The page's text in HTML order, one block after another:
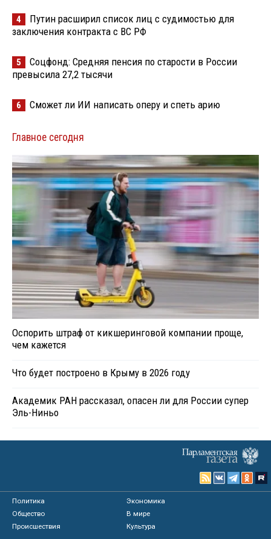
1
В Абхазии впервые пройдёт масштабный
молодёжный форум
2
Пенсию по старости предложили закрепить на
уровне не ниже 40% от заработка
3 Законы, вступающие в силу в августе
4
Путин расширил список лиц с судимостью для
5
Соцфонд: Средняя пенсия по старости в России
превысила 27,2 тысячи
6 Сможет ли ИИ написать оперу и спеть арию
Главное сегодня
Оспорить штраф от кикшеринговой компании проще,
Что будет построено в Крыму в 2026 году
Академик РАН рассказал, опасен ли для России супер
Эль-Ниньо